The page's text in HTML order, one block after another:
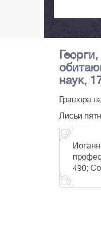
наук,
Гравюра
Лисьи
490;